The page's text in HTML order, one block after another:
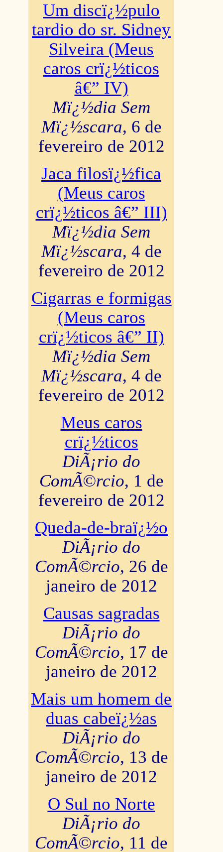
Um discï¿½pulo
tardio do sr. Sidney
Silveira (Meus
caros crï¿½ticos
â€” IV)
Mï¿½dia Sem
Mï¿½scara, 6 de
fevereiro de 2012
Jaca filosï¿½fica
(Meus caros
crï¿½ticos â€” III)
Mï¿½dia Sem
Mï¿½scara, 4 de
fevereiro de 2012
Cigarras e formigas
(Meus caros
crï¿½ticos â€” II)
Mï¿½dia Sem
Mï¿½scara, 4 de
fevereiro de 2012
Meus caros
crï¿½ticos
DiÃ¡rio do
ComÃ©rcio, 1 de
fevereiro de 2012
Queda-de-braï¿½o
DiÃ¡rio do
ComÃ©rcio, 26 de
janeiro de 2012
Causas sagradas
DiÃ¡rio do
ComÃ©rcio, 17 de
janeiro de 2012
Mais um homem de
duas cabeï¿½as
DiÃ¡rio do
ComÃ©rcio, 13 de
janeiro de 2012
O Sul no Norte
DiÃ¡rio do
ComÃ©rcio, 11 de